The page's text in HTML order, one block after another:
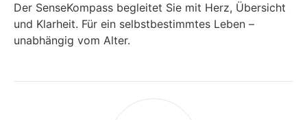
Der SenseKompass begleitet Sie mit Herz, Übersicht
und Klarheit. Für ein selbstbestimmtes Leben –
unabhängig vom Alter.